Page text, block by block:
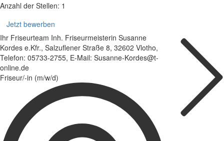
Anzahl der Stellen: 1
Jetzt bewerben
Ihr Friseurteam Inh. Friseurmeisterin Susanne
Kordes e.Kfr., Salzuflener Straße 8, 32602 Vlotho,
Telefon: 05733-2755, E-Mail: Susanne-Kordes@t-
online.de
Friseur/-in (m/w/d)